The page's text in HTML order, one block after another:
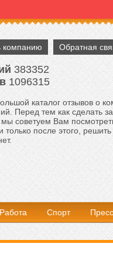
компанию Обратная
383352
1096315
каталог отзывов о
Перед тем как сделать
советуем Вам
только после этого,
Работа Спорт